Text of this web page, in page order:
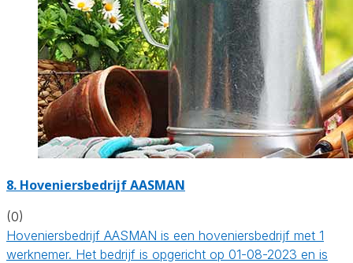
8. Hoveniersbedrijf AASMAN
(0)
Hoveniersbedrijf AASMAN is een hoveniersbedrijf met 1
werknemer. Het bedrijf is opgericht op 01-08-2023 en is